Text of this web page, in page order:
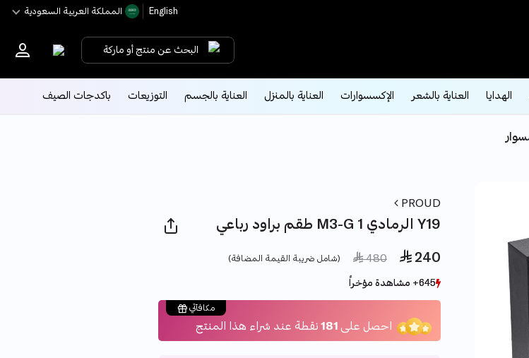
English اﻟﻤﻤﻠﻜﺔ اﻟﻌﺮﺑﻴﺔ اﻟﺴﻌﻮدﻳﺔ
البحث عن منتج أو ماركة
الهدايا العناية بالشعر الإكسسوارات العناية بالمنزل العناية بالجسم التوزيعات باكدجات الصيف
PROUD
طقم براود رباعي M3-G الرمادي 1 Y19
 240
Price reduced from
 480
to (شامل ضريبة القيمة المضافة)
645+ مشاهدة مؤخراً
134+ بيع مؤخراً
645+ مشاهدة مؤخراً
134+ بيع مؤخراً
مكافآتي
احصل على181نقطة عند شراء هذا المنتج